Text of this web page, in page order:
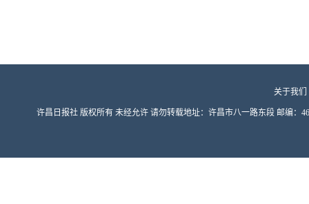
关于我们
许昌日报社 版权所有 未经允许 请勿转载地址：许昌市八一路东段 邮编：